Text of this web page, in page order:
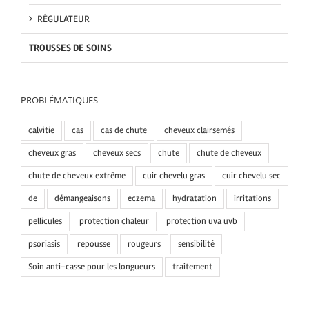
RÉGULATEUR
TROUSSES DE SOINS
PROBLÉMATIQUES
calvitie cas cas de chute cheveux clairsemés
cheveux gras cheveux secs chute chute de cheveux
chute de cheveux extrême cuir chevelu gras cuir chevelu sec
de démangeaisons eczema hydratation irritations
pellicules protection chaleur protection uva uvb
psoriasis repousse rougeurs sensibilité
Soin anti-casse pour les longueurs traitement